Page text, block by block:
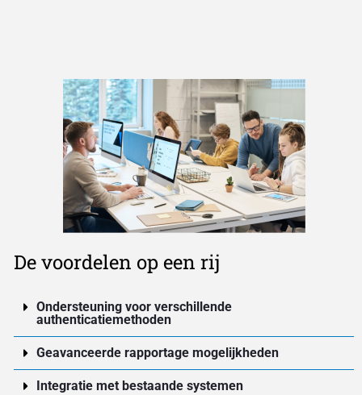
De voordelen op een rij
Ondersteuning voor verschillende
authenticatiemethoden
Geavanceerde rapportage mogelijkheden
Integratie met bestaande systemen